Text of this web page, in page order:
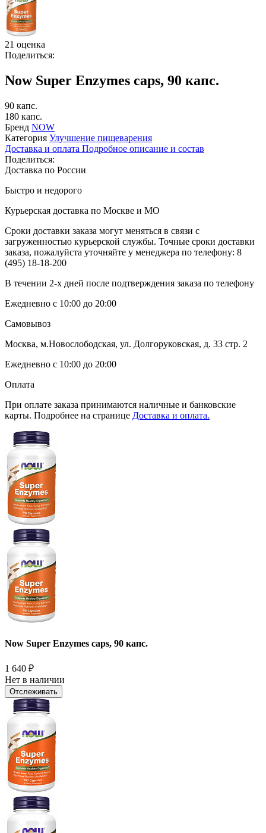
21 оценка
Поделиться:
Now Super Enzymes caps, 90 капс.
90 капс.
180 капс.
Бренд NOW
Категория Улучшение пищеварения
Доставка и оплата Подробное описание и состав
Поделиться:
Доставка по России
Быстро и недорого
Курьерская доставка по Москве и МО
Сроки доставки заказа могут меняться в связи с
загруженностью курьерской службы. Точные сроки доставки
заказа, пожалуйста уточняйте у менеджера по телефону: 8
(495) 18-18-200
В течении 2-х дней после подтверждения заказа по телефону
Ежедневно с 10:00 до 20:00
Самовывоз
Москва, м.Новослободская, ул. Долгоруковская, д. 33 стр. 2
Ежедневно с 10:00 до 20:00
Оплата
При оплате заказа принимаются наличные и банковские
карты. Подробнее на странице Доставка и оплата.
Now Super Enzymes caps, 90 капс.
1 640 ₽
Нет в наличии
Отслеживать